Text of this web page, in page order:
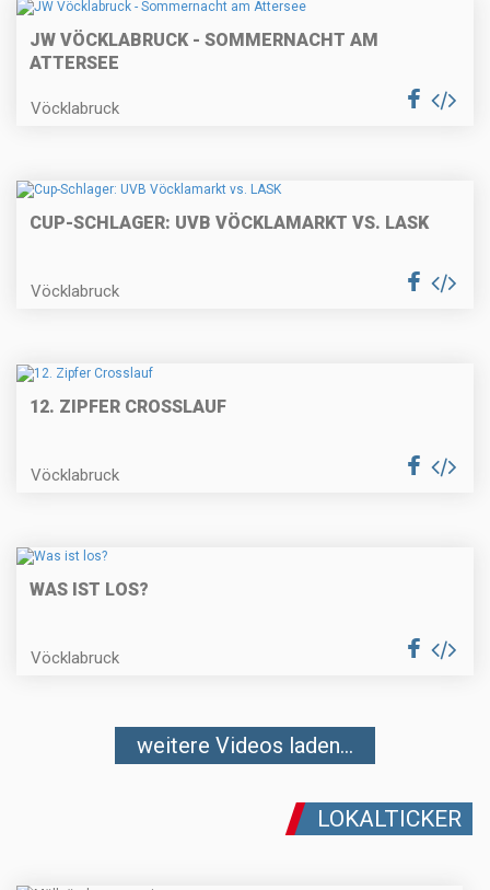
JW VÖCKLABRUCK - SOMMERNACHT AM
ATTERSEE
Vöcklabruck
CUP-SCHLAGER: UVB VÖCKLAMARKT VS. LASK
Vöcklabruck
12. ZIPFER CROSSLAUF
Vöcklabruck
WAS IST LOS?
Vöcklabruck
weitere Videos laden...
LOKALTICKER